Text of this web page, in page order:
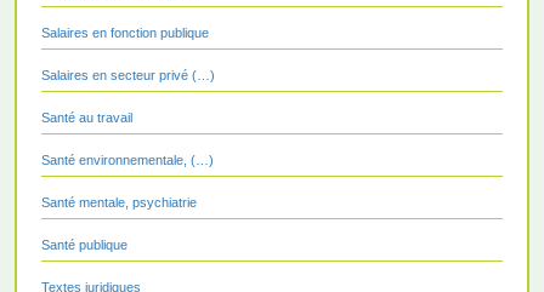
Salaires en fonction publique
Salaires en secteur privé (…)
Santé au travail
Santé environnementale, (…)
Santé mentale, psychiatrie
Santé publique
Textes juridiques